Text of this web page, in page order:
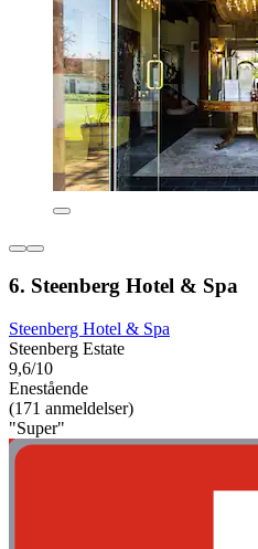
6. Steenberg Hotel & Spa
Steenberg Hotel & Spa
Steenberg Estate
9,6/10
Enestående
(171 anmeldelser)
"Super"